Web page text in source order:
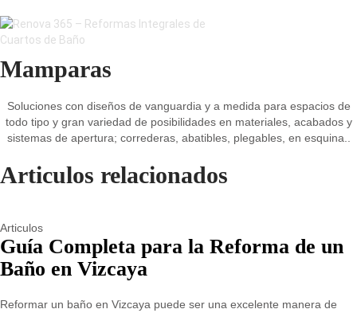
Mamparas
Soluciones con diseños de vanguardia y a medida para espacios de
todo tipo y gran variedad de posibilidades en materiales, acabados y
sistemas de apertura; correderas, abatibles, plegables, en esquina..
Articulos relacionados
Articulos
Guía Completa para la Reforma de un
Baño en Vizcaya
Reformar un baño en Vizcaya puede ser una excelente manera de